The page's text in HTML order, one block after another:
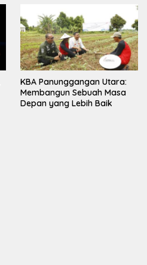
KBA Panunggangan Utara:
Membangun Sebuah Masa
Depan yang Lebih Baik